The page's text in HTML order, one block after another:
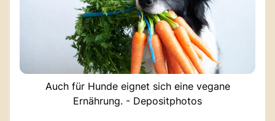
Auch für Hunde eignet sich eine vegane
Ernährung. - Depositphotos